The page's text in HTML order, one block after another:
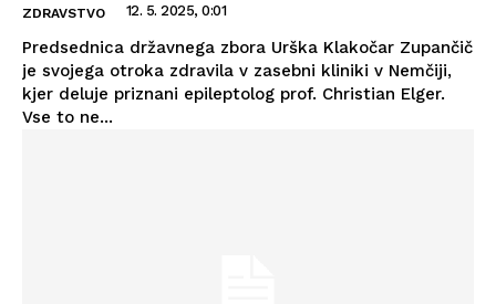
ZDRAVSTVO 12. 5. 2025, 0:01
Predsednica državnega zbora Urška Klakočar Zupančič
je svojega otroka zdravila v zasebni kliniki v Nemčiji,
kjer deluje priznani epileptolog prof. Christian Elger.
Vse to ne...